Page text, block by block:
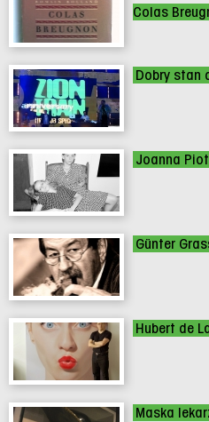
Colas
Dobry stan
Joanna
Günter
Hubert de
Maska